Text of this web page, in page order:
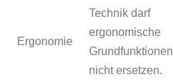
Ergonomie
Technik darf
ergonomische
Grundfunktionen
nicht ersetzen.